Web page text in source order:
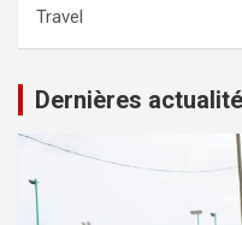
Travel
Dernières